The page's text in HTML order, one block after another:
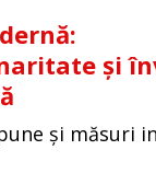
și
și măsuri